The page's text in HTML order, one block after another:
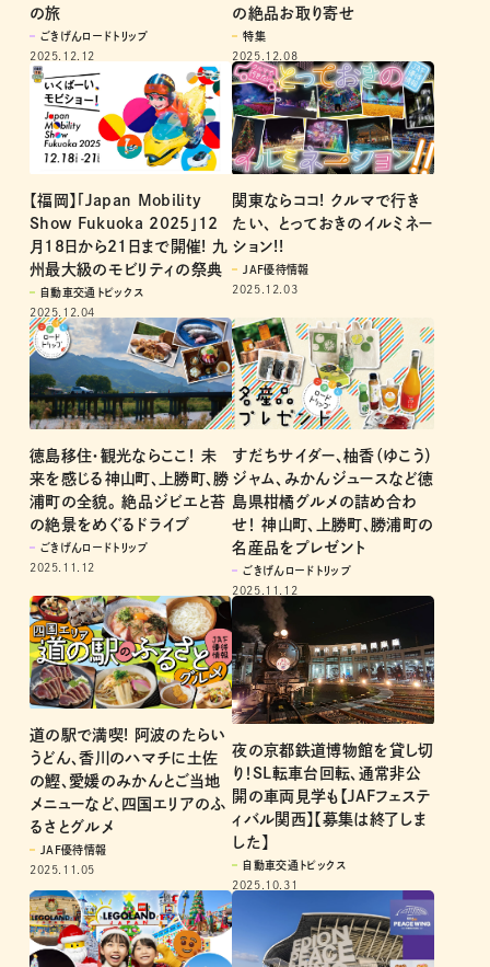
の旅
ごきげんロードトリップ
2025.12.12
の絶品お取り寄せ
特集
2025.12.08
【福岡】「Japan Mobility
Show Fukuoka 2025」12
月18日から21日まで開催! 九
州最大級のモビリティの祭典
自動車交通トピックス
2025.12.04
関東ならココ! クルマで行き
たい、 とっておきのイルミネー
ション!!
JAF優待情報
2025.12.03
徳島移住・観光ならここ！ 未
来を感じる神山町、上勝町、勝
浦町の全貌。 絶品ジビエと苔
の絶景をめぐるドライブ
ごきげんロードトリップ
2025.11.12
すだちサイダー、柚香（ゆこう）
ジャム、みかんジュースなど徳
島県柑橘グルメの詰め合わ
せ！ 神山町、上勝町、勝浦町の
名産品をプレゼント
ごきげんロードトリップ
2025.11.12
道の駅で満喫! 阿波のたらい
うどん、香川のハマチに土佐
の鰹、愛媛のみかんとご当地
メニューなど、四国エリアのふ
るさとグルメ
JAF優待情報
2025.11.05
夜の京都鉄道博物館を貸し切
り！SL転車台回転、通常非公
開の車両見学も【JAFフェステ
ィバル関西】【募集は終了しま
した】
自動車交通トピックス
2025.10.31